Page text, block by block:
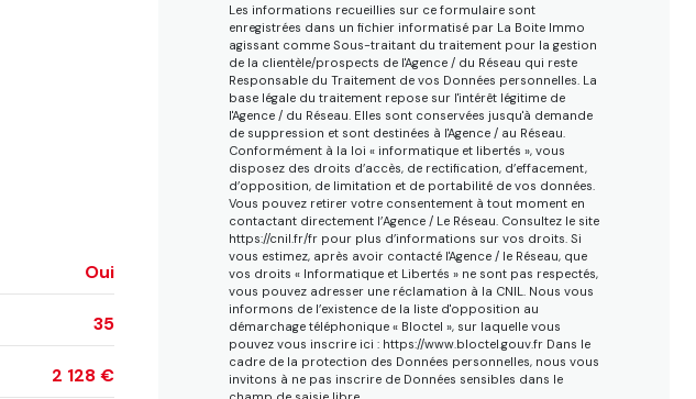
Oui
35
2 128 €
Les informations recueillies sur ce formulaire sont
enregistrées dans un fichier informatisé par La Boite Immo
agissant comme Sous-traitant du traitement pour la gestion
de la clientèle/prospects de l'Agence / du Réseau qui reste
Responsable du Traitement de vos Données personnelles. La
base légale du traitement repose sur l'intérêt légitime de
l'Agence / du Réseau. Elles sont conservées jusqu'à demande
de suppression et sont destinées à l'Agence / au Réseau.
Conformément à la loi « informatique et libertés », vous
disposez des droits d’accès, de rectification, d’effacement,
d’opposition, de limitation et de portabilité de vos données.
Vous pouvez retirer votre consentement à tout moment en
contactant directement l’Agence / Le Réseau. Consultez le site
https://cnil.fr/fr pour plus d’informations sur vos droits. Si
vous estimez, après avoir contacté l'Agence / le Réseau, que
vos droits « Informatique et Libertés » ne sont pas respectés,
vous pouvez adresser une réclamation à la CNIL. Nous vous
informons de l’existence de la liste d'opposition au
démarchage téléphonique « Bloctel », sur laquelle vous
pouvez vous inscrire ici : https://www.bloctel.gouv.fr Dans le
cadre de la protection des Données personnelles, nous vous
invitons à ne pas inscrire de Données sensibles dans le